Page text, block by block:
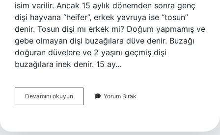
isim verilir. Ancak 15 aylık dönemden sonra genç
dişi hayvana “heifer”, erkek yavruya ise “tosun”
denir. Tosun dişi mı erkek mi? Doğum yapmamış ve
gebe olmayan dişi buzağılara düve denir. Buzağı
doğuran düvelere ve 2 yaşını geçmiş dişi
buzağılara inek denir. 15 ay…
Devamını okuyun
Dişi
Mi
Yorum Bırak